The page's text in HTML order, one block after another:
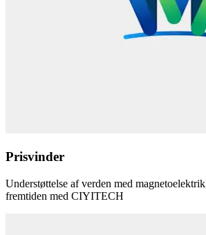
Prisvinder
Understøttelse af verden med
fremtiden med CIYITECH